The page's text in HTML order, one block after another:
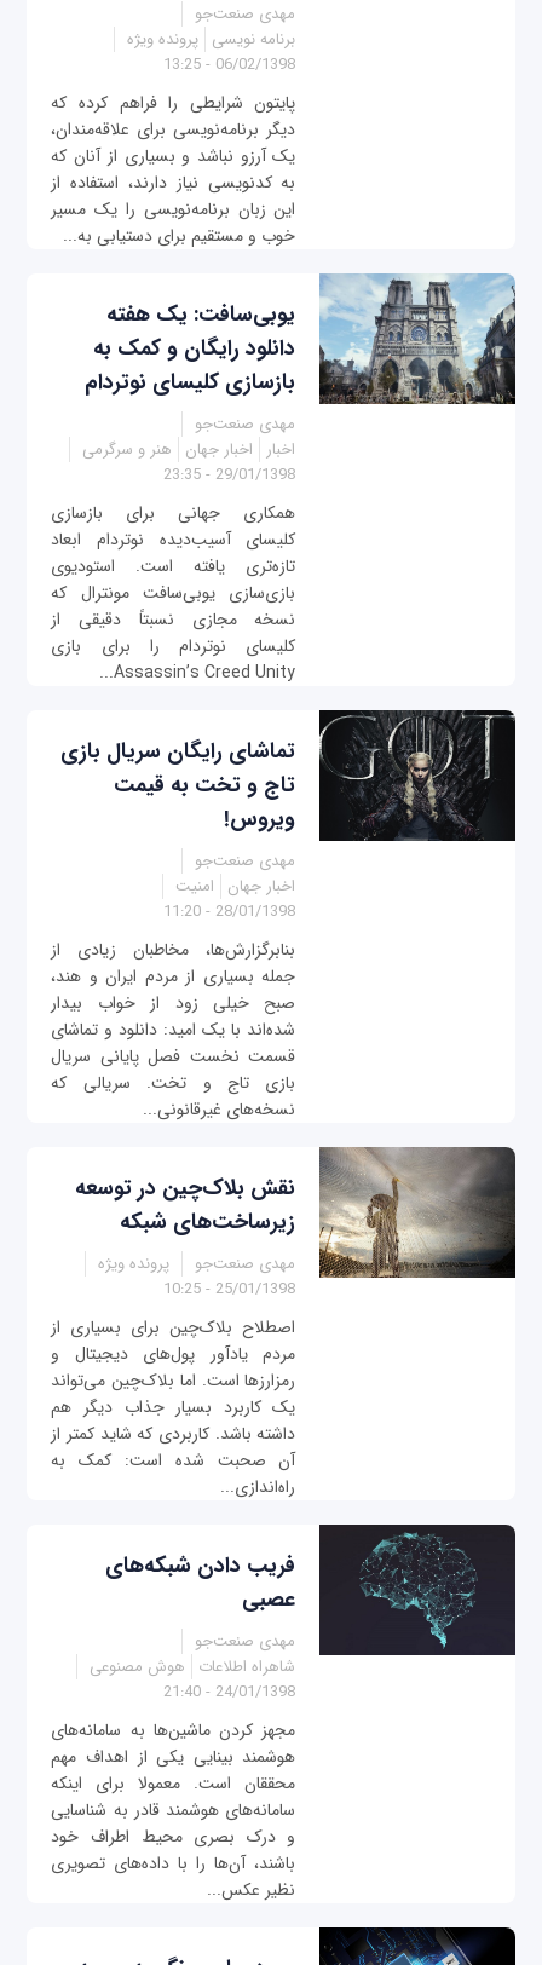
مهدی صنعت‌جو
برنامه نویسی پرونده ویژه
06/02/1398 - 13:25
پایتون شرایطی را فراهم کرده که
دیگر برنامه‌نویسی برای علاقه‌مندان،
یک آرزو نباشد و بسیاری از آنان که
به کدنویسی نیاز دارند، استفاده از
این زبان‌ برنامه‌نویسی را یک مسیر
خوب و مستقیم برای دستیابی به...
یوبی‌سافت: یک هفته
دانلود رایگان و کمک به
بازسازی کلیسای نوتردام
مهدی صنعت‌جو
اخبار
اخبار جهان
هنر و سرگرمی
29/01/1398 - 23:35
همکاری جهانی برای بازسازی
کلیسای آسیب‌دیده نوتردام ابعاد
تازه‌تری یافته است. استودیوی
بازی‌سازی یوبی‌سافت مونترال که
نسخه مجازی نسبتاً دقیقی از
کلیسای نوتردام را برای بازی
Assassin’s Creed Unity...
تماشای رایگان سریال بازی
تاج و تخت به قیمت
ویروس!
مهدی صنعت‌جو
اخبار جهان
امنیت
28/01/1398 - 11:20
بنابرگزارش‌ها، مخاطبان زیادی از
جمله بسیاری از مردم ایران و هند،
صبح خیلی زود از خواب بیدار
شده‌اند با یک امید: دانلود و تماشای
قسمت نخست فصل پایانی سریال
بازی تاج و تخت. سریالی که
نسخه‌های غیرقانونی...
نقش بلاک‌چین در توسعه
زیرساخت‌های شبکه
مهدی صنعت‌جو
پرونده ویژه
25/01/1398 - 10:25
اصطلاح بلاک‌چین برای بسیاری از
مردم یادآور پول‌های دیجیتال و
رمزارزها است. اما بلاک‌چین می‌تواند
یک کاربرد بسیار جذاب دیگر هم
داشته باشد. کاربردی که شاید کمتر از
آن صحبت شده است: کمک به
راه‌اندازی...
فریب دادن شبکه‌های
عصبی
مهدی صنعت‌جو
شاهراه اطلاعات
هوش مصنوعی
24/01/1398 - 21:40
مجهز کردن ماشین‌ها به سامانه‌های
هوشمند بینایی یکی از اهداف مهم
محققان است. معمولا برای اینکه
سامانه‌های هوشمند قادر به شناسایی
و درک بصری محیط اطراف خود
باشند، آن‌ها را با داده‌های تصویری
نظیر عکس...